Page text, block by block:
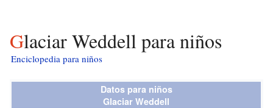
Glaciar Weddell para niños
Enciclopedia para niños
Datos para niños
Glaciar Weddell